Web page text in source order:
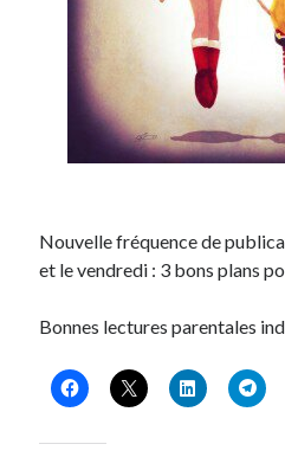
Lyon à Livre Ouvert
Mini-monsieur
Non classé
Parole de Follower
Photos
Sons
Sorties cuculturelles
Vidéos
Nouvelle fréquence de
et le vendredi : 3 bons plans
Bonnes lectures parentales